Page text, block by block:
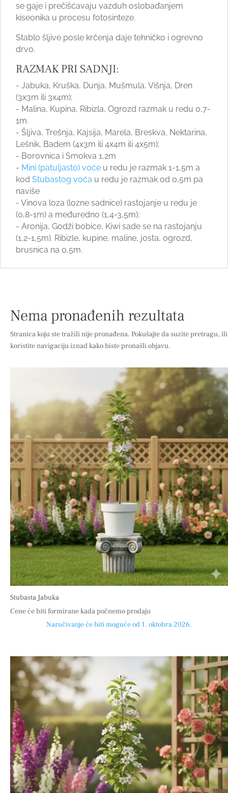
se gaje i prečišćavaju vazduh oslobađanjem
kiseonika u procesu fotosinteze.
Stablo šljive posle krčenja daje tehničko i ogrevno
drvo.
RAZMAK PRI SADNJI:
- Jabuka, Kruška, Dunja, Mušmula, Višnja, Dren
(3x3m ili 3x4m);
- Malina, Kupina, Ribizla, Ogrozd razmak u redu 0,7-
1m.
- Šljiva, Trešnja, Kajsija, Marela, Breskva, Nektarina,
Lešnik, Badem (4x3m ili 4x4m ili 4x5m);
- Borovnica i Smokva 1,2m
- Mini (patuljasto) voće u redu je razmak 1-1,5m a
kod Stubastog voća u redu je razmak od 0,5m pa
naviše
- Vinova loza (lozne sadnice) rastojanje u redu je
(0,8-1m) a međuredno (1,4-3,5m);
- Aronija, Godži bobice, Kiwi sade se na rastojanju
(1,2-1,5m). Ribizle, kupine, maline, josta, ogrozd,
brusnica na 0,5m.
Nema pronađenih rezultata
Stranica koju ste tražili nije pronađena. Pokušajte da suzite pretragu, ili
koristite navigaciju iznad kako biste pronašli objavu.
Stubasta Jabuka
Cene će biti formirane kada počnemo prodaju
Naručivanje će biti moguće od 1. oktobra 2026.